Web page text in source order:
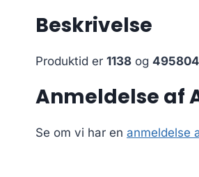
Beskrivelse
Produktid er 1138 og
Anmeldelse af
Se om vi har en anmeldelse